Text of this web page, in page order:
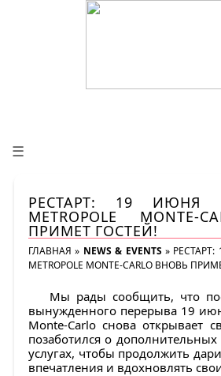
☰
РЕСТАРТ: 19 ИЮНЯ
METROPOLE MONTE-
ПРИМЕТ ГОСТЕЙ!
ГЛАВНАЯ » NEWS & EVENTS »
METROPOLE MONTE-CARLO ВНОВЬ
Мы рады сообщить, что
вынужденного перерыва 19
Monte-Carlo снова открывает
позаботился о
услугах, чтобы продолжить
впечатления и вдохновлять